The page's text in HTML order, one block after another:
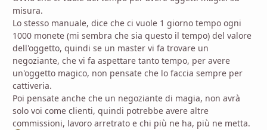
misura.
Lo stesso manuale, dice che ci vuole 1 giorno tempo ogni
1000 monete (mi sembra che sia questo il tempo) del valore
dell'oggetto, quindi se un master vi fa trovare un
negoziante, che vi fa aspettare tanto tempo, per avere
un'oggetto magico, non pensate che lo faccia sempre per
cattiveria.
Poi pensate anche che un negoziante di magia, non avrà
solo voi come clienti, quindi potrebbe avere altre
commissioni, lavoro arretrato e chi più ne ha, più ne metta.